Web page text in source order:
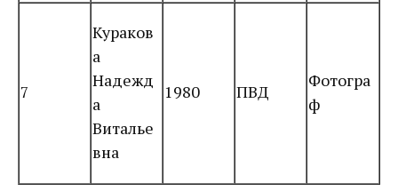
7
Кураков
а
Надежд
а
Виталье
вна
1980 ПВД
Фотогра
ф